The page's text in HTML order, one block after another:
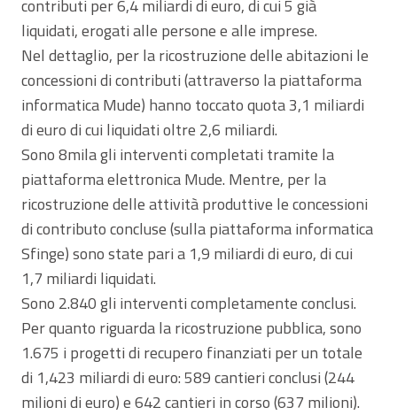
contributi per 6,4 miliardi di euro, di cui 5 già
liquidati, erogati alle persone e alle imprese.
Nel dettaglio, per la ricostruzione delle abitazioni le
concessioni di contributi (attraverso la piattaforma
informatica Mude) hanno toccato quota 3,1 miliardi
di euro di cui liquidati oltre 2,6 miliardi.
Sono 8mila gli interventi completati tramite la
piattaforma elettronica Mude. Mentre, per la
ricostruzione delle attività produttive le concessioni
di contributo concluse (sulla piattaforma informatica
Sfinge) sono state pari a 1,9 miliardi di euro, di cui
1,7 miliardi liquidati.
Sono 2.840 gli interventi completamente conclusi.
Per quanto riguarda la ricostruzione pubblica, sono
1.675 i progetti di recupero finanziati per un totale
di 1,423 miliardi di euro: 589 cantieri conclusi (244
milioni di euro) e 642 cantieri in corso (637 milioni).